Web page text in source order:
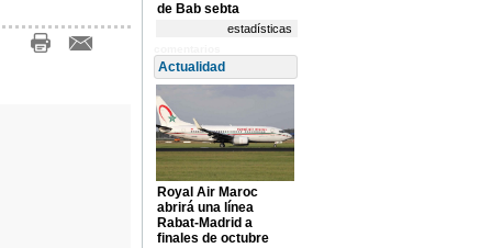
de Bab sebta
estadísticas
Actualidad
Royal Air Maroc
abrirá una línea
Rabat-Madrid a
finales de octubre